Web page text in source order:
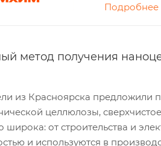
Подробнее
метод получения
из Красноярска
целлюлозы,
широка: от строительства и
и используются в